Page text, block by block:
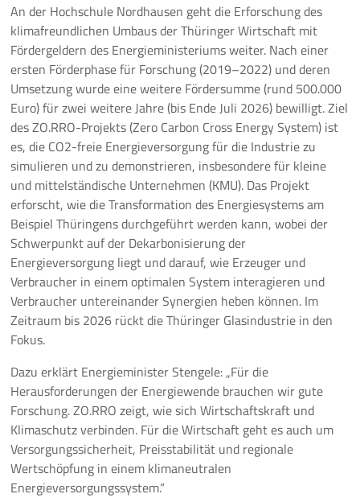
Veranstaltungen
Aktuelles
Meldungen
Pressemeldungen
Branchenmeldungen
Statements
Positionen
Jobs
Mediathek
Akkreditierung
Mehr
An der Hochschule Nordhausen geht die Erforschung des
klimafreundlichen Umbaus der Thüringer Wirtschaft mit
Fördergeldern des Energieministeriums weiter. Nach einer
ersten Förderphase für Forschung (2019–2022) und deren
Umsetzung wurde eine weitere Fördersumme (rund 500.000
Euro) für zwei weitere Jahre (bis Ende Juli 2026) bewilligt. Ziel
des ZO.RRO-Projekts (Zero Carbon Cross Energy System) ist
es, die CO2-freie Energieversorgung für die Industrie zu
simulieren und zu demonstrieren, insbesondere für kleine
und mittelständische Unternehmen (KMU). Das Projekt
erforscht, wie die Transformation des Energiesystems am
Beispiel Thüringens durchgeführt werden kann, wobei der
Schwerpunkt auf der Dekarbonisierung der
Energieversorgung liegt und darauf, wie Erzeuger und
Verbraucher in einem optimalen System interagieren und
Verbraucher untereinander Synergien heben können. Im
Zeitraum bis 2026 rückt die Thüringer Glasindustrie in den
Fokus.
Dazu erklärt Energieminister Stengele: „Für die
Herausforderungen der Energiewende brauchen wir gute
Forschung. ZO.RRO zeigt, wie sich Wirtschaftskraft und
Klimaschutz verbinden. Für die Wirtschaft geht es auch um
Versorgungssicherheit, Preisstabilität und regionale
Wertschöpfung in einem klimaneutralen
Energieversorgungssystem.“